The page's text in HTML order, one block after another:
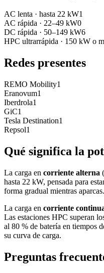
AC lenta · hasta 22 kW1
AC rápida · 22–49 kW0
DC rápida · 50–149 kW6
HPC ultrarrápida · 150 kW o
Redes presentes
REMO Mobility1
Eranovum1
Iberdrola1
GiC1
Tesla Destination1
Repsol1
Qué significa la
La carga en corriente alterna
hasta 22 kW, pensada para
forma gradual mientras aparcas.
La carga en corriente
Las estaciones HPC superan
al 80 % de batería en tiempos
su curva de carga.
Preguntas